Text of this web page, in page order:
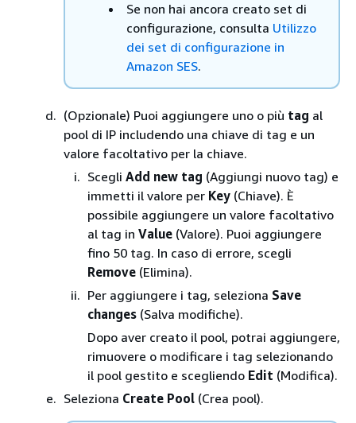
Se non hai ancora creato set di
configurazione, consulta Utilizzo
dei set di configurazione in
Amazon SES.
(Opzionale) Puoi aggiungere uno o più tag al
pool di IP includendo una chiave di tag e un
valore facoltativo per la chiave.
Scegli Add new tag (Aggiungi nuovo tag) e
immetti il valore per Key (Chiave). È
possibile aggiungere un valore facoltativo
al tag in Value (Valore). Puoi aggiungere
fino 50 tag. In caso di errore, scegli
Remove (Elimina).
Per aggiungere i tag, seleziona Save
changes (Salva modifiche).
Dopo aver creato il pool, potrai aggiungere,
rimuovere o modificare i tag selezionando
il pool gestito e scegliendo Edit (Modifica).
Seleziona Create Pool (Crea pool).